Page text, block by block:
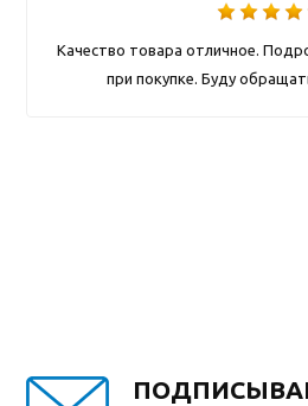
Качество товара отличное.
при покупке. Буду